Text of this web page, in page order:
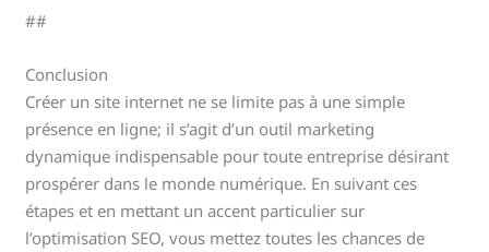
##
Conclusion
Créer un site internet ne se limite pas à une simple
présence en ligne; il s’agit d’un outil marketing
dynamique indispensable pour toute entreprise désirant
prospérer dans le monde numérique. En suivant ces
étapes et en mettant un accent particulier sur
l’optimisation SEO, vous mettez toutes les chances de